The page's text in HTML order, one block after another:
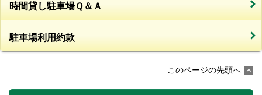
時間貸し駐車場Ｑ＆Ａ
駐車場利用約款
このページの先頭へ